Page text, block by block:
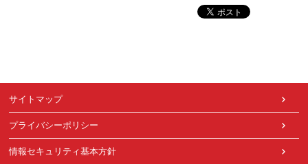
サイトマップ
プライバシーポリシー
情報セキュリティ基本方針